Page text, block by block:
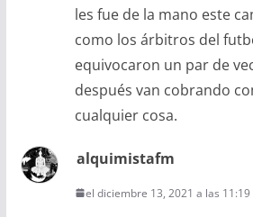
les fue de la mano este
como los árbitros del
equivocaron un par de
después van cobrando
cualquier cosa.
alquimistafm
el diciembre 13, 2021 a las 11:19